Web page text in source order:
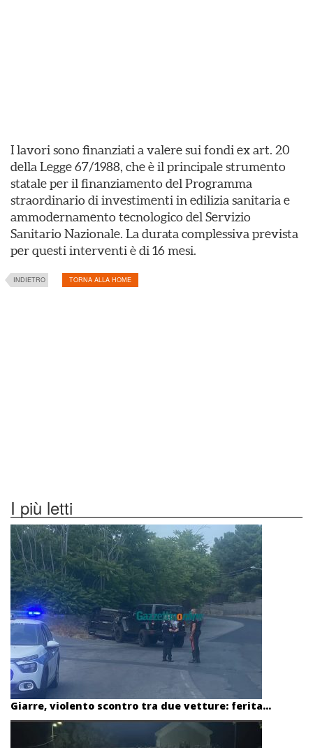
I lavori sono finanziati a valere sui fondi ex art. 20
della Legge 67/1988, che è il principale strumento
statale per il finanziamento del Programma
straordinario di investimenti in edilizia sanitaria e
ammodernamento tecnologico del Servizio
Sanitario Nazionale. La durata complessiva prevista
per questi interventi è di 16 mesi.
INDIETRO TORNA ALLA HOME
I più letti
Giarre, violento scontro tra due vetture: ferita...